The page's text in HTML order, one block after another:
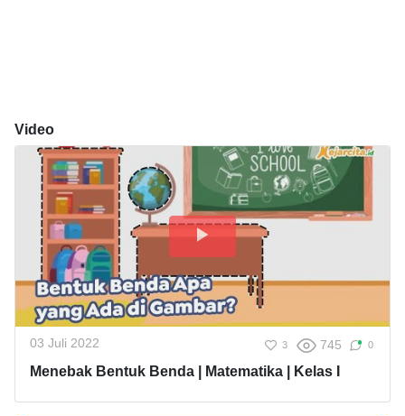
Video
03 Juli 2022 3 745 0
Menebak Bentuk Benda | Matematika | Kelas I